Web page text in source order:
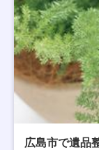
広島市で遺品